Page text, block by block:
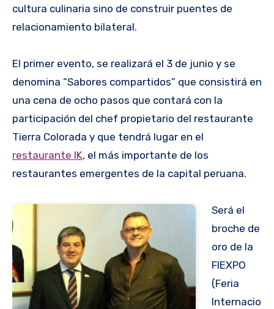
cultura culinaria sino de construir puentes de
relacionamiento bilateral.
El primer evento, se realizará el 3 de junio y se
denomina “Sabores compartidos” que consistirá en
una cena de ocho pasos que contará con la
participación del chef propietario del restaurante
Tierra Colorada y que tendrá lugar en el
restaurante IK, el más importante de los
restaurantes emergentes de la capital peruana.
Será el
broche de
oro de la
FIEXPO
(Feria
Internacio